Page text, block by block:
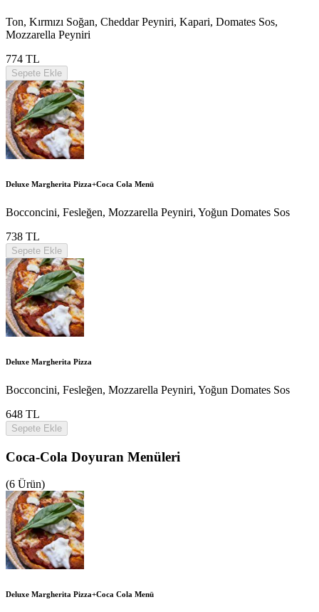
Ton, Kırmızı Soğan, Cheddar Peyniri, Kapari, Domates Sos,
Mozzarella Peyniri
774 TL
Sepete Ekle
Deluxe Margherita Pizza+Coca Cola Menü
Bocconcini, Fesleğen, Mozzarella Peyniri, Yoğun Domates Sos
738 TL
Sepete Ekle
Deluxe Margherita Pizza
Bocconcini, Fesleğen, Mozzarella Peyniri, Yoğun Domates Sos
648 TL
Sepete Ekle
Coca-Cola Doyuran Menüleri
(6 Ürün)
Deluxe Margherita Pizza+Coca Cola Menü